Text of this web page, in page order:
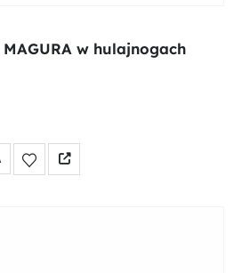
w hulajnogach